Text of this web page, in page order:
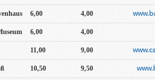
6,00 4,00
6,00 4,00
11,00 9,00
10,50 9,50